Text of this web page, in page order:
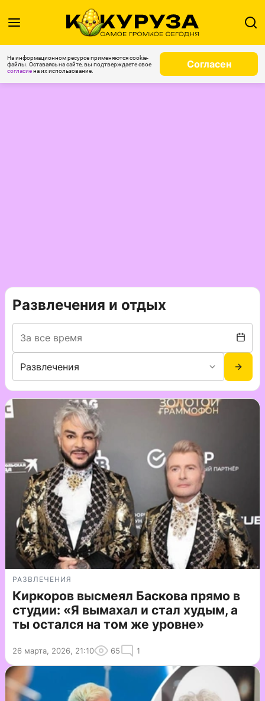
На информационном ресурсе применяются cookie-
файлы. Оставаясь на сайте, вы подтверждаете свое
согласиена их использование.
Согласен
Развлечения и отдых
РАЗВЛЕЧЕНИЯ
Киркоров высмеял Баскова прямо в
студии: «Я вымахал и стал худым, а
ты остался на том же уровне»
26 марта, 2026, 21:10 65 1